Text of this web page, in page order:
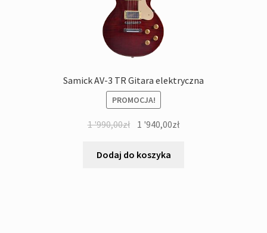
Samick AV-3 TR Gitara elektryczna
PROMOCJA!
1 '990,00zł Pierwotna
wynosiła:
1 '940,00złAktualna
Dodaj do koszyka